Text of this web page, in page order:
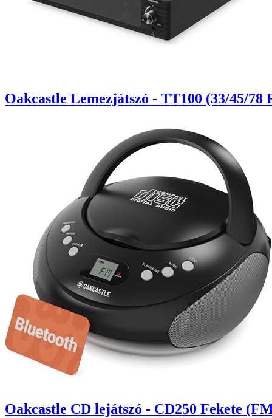
Oakcastle Lemezjátszó - TT100 (33/45/
Oakcastle CD lejátszó - CD250 Fekete